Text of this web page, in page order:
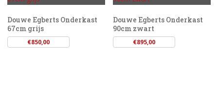
Douwe Egberts Onderkast
67cm grijs
€850,00
Douwe Egberts Onderkast
90cm zwart
€895,00